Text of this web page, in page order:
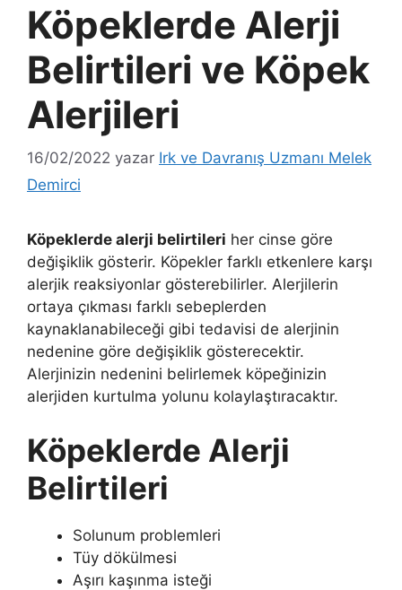
Köpeklerde Alerji
Belirtileri ve Köpek
Alerjileri
16/02/2022 yazar Irk ve Davranış Uzmanı Melek
Demirci
Köpeklerde alerji belirtileri her cinse göre
değişiklik gösterir. Köpekler farklı etkenlere karşı
alerjik reaksiyonlar gösterebilirler. Alerjilerin
ortaya çıkması farklı sebeplerden
kaynaklanabileceği gibi tedavisi de alerjinin
nedenine göre değişiklik gösterecektir.
Alerjinizin nedenini belirlemek köpeğinizin
alerjiden kurtulma yolunu kolaylaştıracaktır.
Köpeklerde Alerji
Belirtileri
Solunum problemleri
Tüy dökülmesi
Aşırı kaşınma isteği